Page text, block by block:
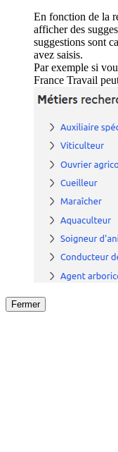
En fonction de la
afficher des
suggestions sont
avez saisis.
Par exemple si
France Travail
Fermer